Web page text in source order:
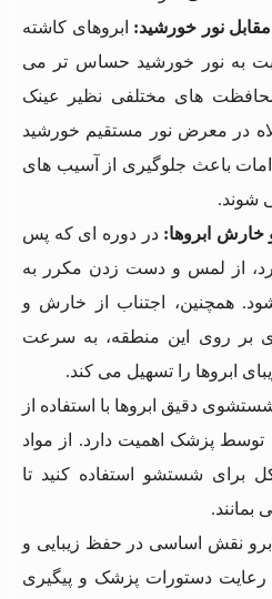
نور خورشید: ابروهای کاشته
به نور خورشید حساس تر می
های مختلفی نظیر عینک
کلاه در معرض نور مستقیم خورشید
باعث جلوگیری از آسیب های
شوند.
خارش ابروها:در دوره ای که پس
از لمس و دست زدن مکرر به
شود. همچنین، اجتناب از خارش و
بر روی این منطقه، به سرعت
ابروها را تسهیل می کند.
دقیق ابروها با استفاده از
پزشک اهمیت دارد. از مواد
برای شستشو استفاده کنید تا
بمانند.
نقش اساسی در حفظ زیبایی و
رعایت دستورات پزشک و پیگیری